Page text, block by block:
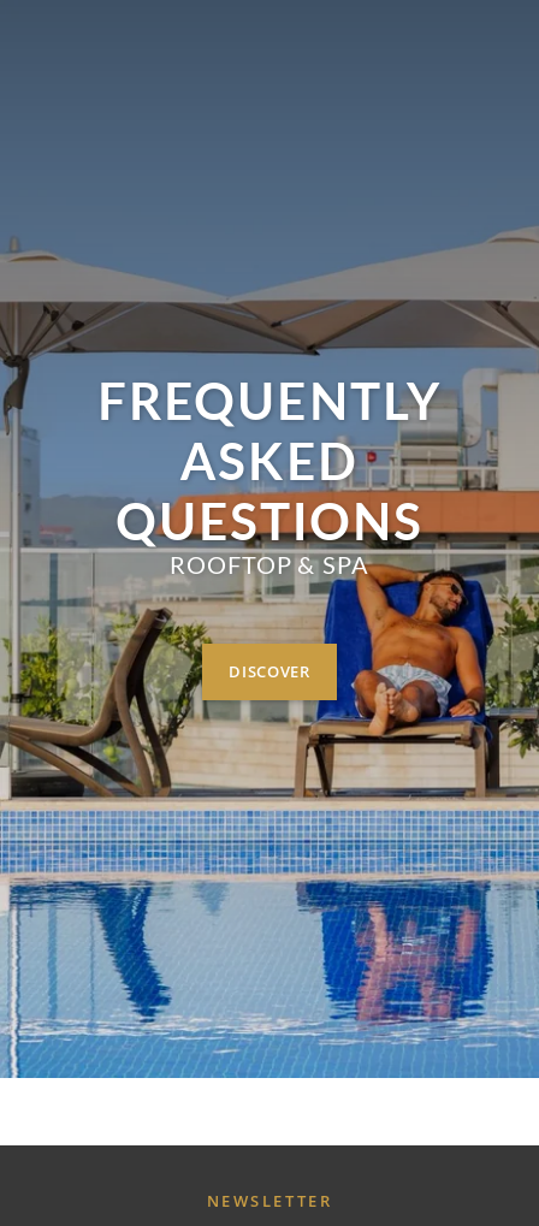
FREQUENTLY
ASKED
QUESTIONS
ROOFTOP & SPA
DISCOVER
NEWSLETTER